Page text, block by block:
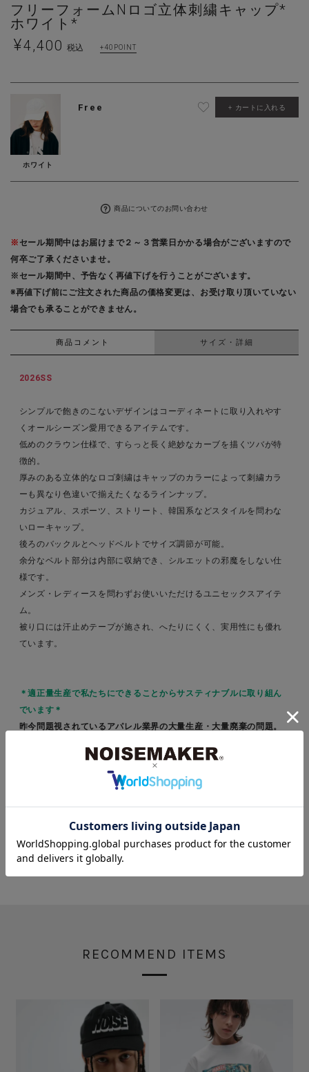
フリーフォームNロゴ立体刺繍キャップ*
ホワイト*
¥4,400 税込 40
ホワイト
Free カートに入れる
商品についてのお問い合わせ
※ セール期間中はお届けまで２～３営業日かかる場合がございますので
何卒ご了承くださいませ。
※セール期間中、予告なく再値下げを行うことがございます。
※再値下げ前にご注文された商品の価格変更は、お受け取り頂いていない
場合でも承ることができません。
商品コメント サイズ・詳細
2026SS
シンプルで飽きのこないデザインはコーディネートに取り入れやす
くオールシーズン愛用できるアイテムです。
低めのクラウン仕様で、すらっと長く絶妙なカーブを描くツバが特
徴的。
厚みのある立体的なロゴ刺繍はキャップのカラーによって刺繍カラ
ーも異なり色違いで揃えたくなるラインナップ。
カジュアル、スポーツ、ストリート、韓国系などスタイルを問わな
いローキャップ。
後ろのバックルとヘッドベルトでサイズ調節が可能。
余分なベルト部分は内部に収納でき、シルエットの邪魔をしない仕
様です。
メンズ・レディースを問わずお使いいただけるユニセックスアイテ
ム。
被り口には汗止めテープが施され、へたりにくく、実用性にも優れ
ています。
＊適正量生産で私たちにできることからサスティナブルに取り組ん
でいます＊
昨今問題視されているアパレル業界の大量生産・大量廃棄の問題。
駄に廃棄されることがないように、適正量をできる限り国内で生産
しています。"作りすぎない"ことで、完売となりお届けまでにお時
間を頂戴する場合もございますがご了承いただけますと幸いです。
※画像はサンプルのため一部仕様が変更になる場合がございます。
RECOMMEND ITEMS